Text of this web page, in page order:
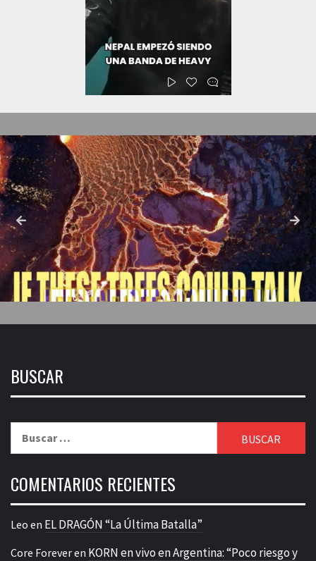
BUSCAR
COMENTARIOS RECIENTES
Leo en EL DRAGÓN “La Última Batalla”
Core Foreveren KORN en vivo en Argentina: “Poco riesgo y